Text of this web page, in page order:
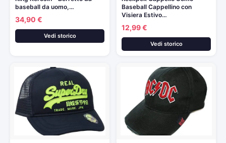
baseball da uomo,…
34,90 €
Vedi storico
Baseball Cappellino con
Visiera Estivo…
12,99 €
Vedi storico